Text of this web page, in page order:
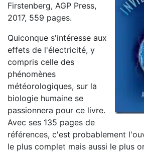
Firstenberg, AGP Press,
2017, 559 pages.
Quiconque s'intéresse aux
effets de l'électricité, y
compris celle des
phénomènes
météorologiques, sur la
biologie humaine se
passionnera pour ce livre.
Avec ses 135 pages de
références, c'est probablement
le plus complet mais aussi le plus